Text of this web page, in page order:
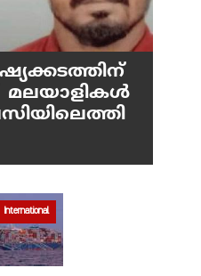
International